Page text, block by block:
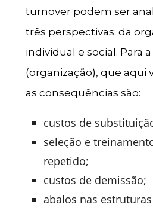
turnover podem ser
três perspectivas: da
individual e social. Para
(organização), que aqui
as consequências são:
custos de
seleção e
repetido;
custos de demissão;
abalos nas